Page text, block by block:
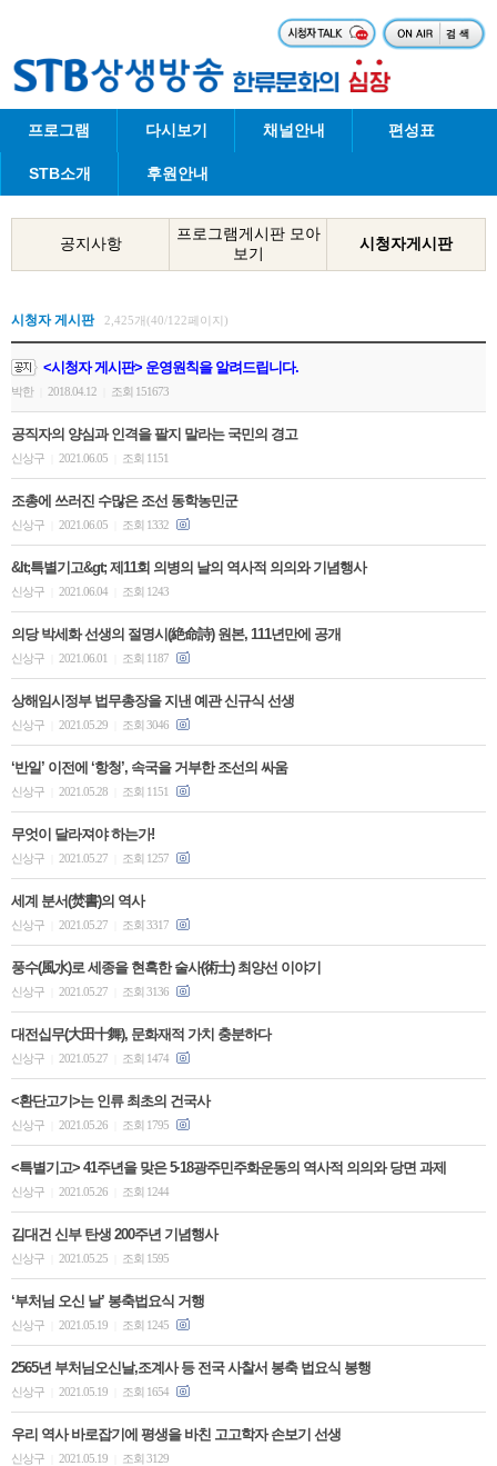
프로그램 다시보기 채널안내 편성표
STB소개 후원안내
공지사항
프로그램게시판 모아
보기
시청자게시판
시청자 게시판 2,425개(40/122페이지)
<시청자 게시판> 운영원칙을 알려드립니다.
박한 2018.04.12 조회 151673
공직자의 양심과 인격을 팔지 말라는 국민의 경고
신상구 2021.06.05 조회 1151
조총에 쓰러진 수많은 조선 동학농민군
신상구 2021.06.05 조회 1332
&lt;특별기고&gt; 제11회 의병의 날의 역사적 의의와 기념행사
신상구 2021.06.04 조회 1243
의당 박세화 선생의 절명시(絶命詩) 원본, 111년만에 공개
신상구 2021.06.01 조회 1187
상해임시정부 법무총장을 지낸 예관 신규식 선생
신상구 2021.05.29 조회 3046
‘반일’ 이전에 ‘항청’, 속국을 거부한 조선의 싸움
신상구 2021.05.28 조회 1151
무엇이 달라져야 하는가!
신상구 2021.05.27 조회 1257
세계 분서(焚書)의 역사
신상구 2021.05.27 조회 3317
풍수(風水)로 세종을 현혹한 술사(術士) 최양선 이야기
신상구 2021.05.27 조회 3136
대전십무(大田十舞), 문화재적 가치 충분하다
신상구 2021.05.27 조회 1474
<환단고기>는 인류 최초의 건국사
신상구 2021.05.26 조회 1795
<특별기고> 41주년을 맞은 5·18광주민주화운동의 역사적 의의와 당면 과제
신상구 2021.05.26 조회 1244
김대건 신부 탄생 200주년 기념행사
신상구 2021.05.25 조회 1595
‘부처님 오신 날’ 봉축법요식 거행
신상구 2021.05.19 조회 1245
2565년 부처님오신날,조계사 등 전국 사찰서 봉축 법요식 봉행
신상구 2021.05.19 조회 1654
우리 역사 바로잡기에 평생을 바친 고고학자 손보기 선생
신상구 2021.05.19 조회 3129